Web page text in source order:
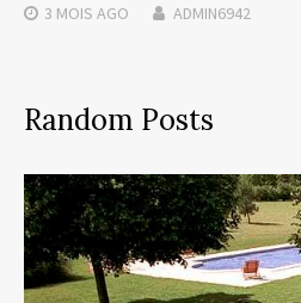
3 MOIS AGO ADMIN6942
Random Posts